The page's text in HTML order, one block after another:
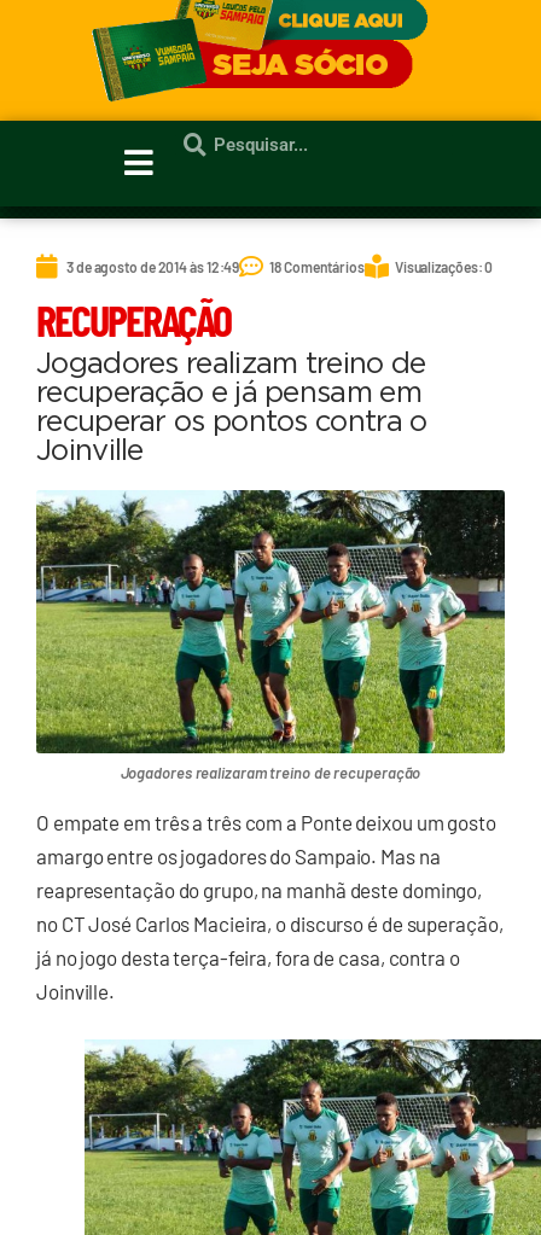
3 de agosto de 2014 às 12:49 18 Comentários Visualizações: 0
RECUPERAÇÃO
Jogadores realizam treino de
recuperação e já pensam em
recuperar os pontos contra o
Joinville
Jogadores realizaram treino de recuperação
O empate em três a três com a Ponte deixou um gosto
amargo entre os jogadores do Sampaio. Mas na
reapresentação do grupo, na manhã deste domingo,
no CT José Carlos Macieira, o discurso é de superação,
já no jogo desta terça-feira, fora de casa, contra o
Joinville.